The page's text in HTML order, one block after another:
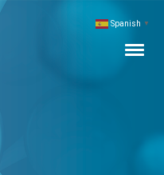
Spanish ▼